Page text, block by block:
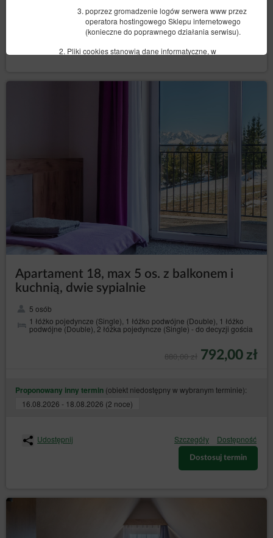
poprzez gromadzenie logów serwera www przez
operatora hostingowego Sklepu internetowego
(konieczne do poprawnego działania serwisu).
Pliki cookies stanowią dane informatyczne, w
i przeznaczone są do korzystania ze strony Serwisu.
Serwis korzysta z plików cookies wyłącznie po
wyrażeniu przez Gościa/Użytkownika Serwisu
uprzedniej zgody w tym zakresie. Wyrażenie zgody na
korzystanie przez Serwis ze wszystkich plików cookies
następuje poprzez kliknięcie przycisku: „Zgadzam się,
chcę przejść do strony” podczas wyświetlania się
komunikatu o korzystaniu z plików cookies przez
Serwis albo poprzez zamknięcie tego komunikatu.
Zgoda, o której mowa w poprzednim punkcie, może
obejmować wyłącznie wybrane pliki cookies. W takim
przypadku Gość/Użytkownik Serwisu powinien
skorzystać z opcji: „Ustawienia plików cookies”,
cookies przez Sklep internetowy. Jednocześnie
Administrator danych zastrzega, że wyłączenie
obsługi plików cookies niezbędnych dla procesów
utrudnić, a w skrajnych przypadkach może
uniemożliwić korzystanie z Serwisu.
Jeżeli Gość/Użytkownik Serwisu nie wyraża zgody na
korzystanie przez Serwis z plików cookies, może
przez Sklep internetowy bądź dokonać zmian w
ustawieniach przeglądarki internetowej, z której
aktualnie korzysta (może to jednak spowodować
W celu zarządzania ustawieniami cookies, należy
wybrać z listy poniżej przeglądarkę internetową/
system i postępować zgodnie z instrukcjami:
Szczegóły Dostępność
Apartament 18, max 5 os. z balkonem i
kuchnią, dwie sypialnie
5 osób
1 łóżko pojedyncze (Single), 1 łóżko podwójne (Double), 1 łóżko
podwójne (Double), 2 łóżka pojedyncze (Single) - do decyzji gościa
880,00 zł 792,00 zł
Proponowany inny termin (obiekt niedostępny w wybranym terminie):
16.08.2026 - 18.08.2026 (2 noce)
Udostępnij Szczegóły Dostępność
Dostosuj termin